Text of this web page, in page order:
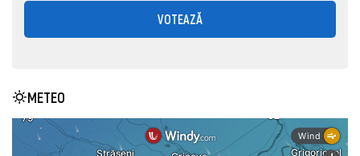
VOTEAZĂ
METEO